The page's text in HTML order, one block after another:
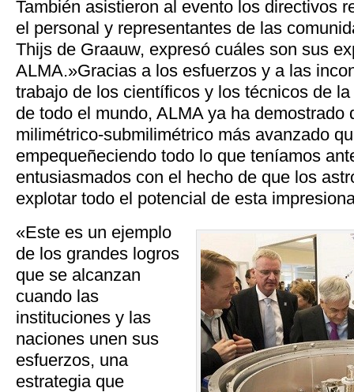
También asistieron al evento los directivos
el personal y representantes de las
Thijs de Graauw, expresó cuáles son sus
ALMA.»Gracias a los esfuerzos y a las
trabajo de los científicos y los técnicos de
de todo el mundo, ALMA ya ha demostrado
milimétrico-submilimétrico más avanzado
empequeñeciendo todo lo que teníamos
entusiasmados con el hecho de que los
explotar todo el potencial de esta
«Este es un ejemplo
de los grandes logros
que se alcanzan
cuando las
instituciones y las
naciones unen sus
esfuerzos, una
estrategia que